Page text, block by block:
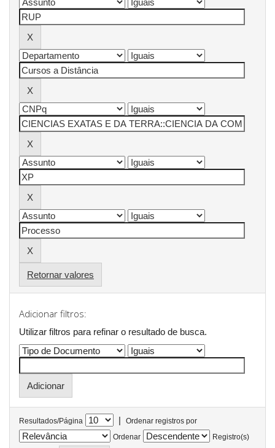
Retornar valores
Adicionar filtros:
Utilizar filtros para refinar o resultado de busca.
Resultados/Página |
Ordenar registros por
Ordenar
Registro(s)